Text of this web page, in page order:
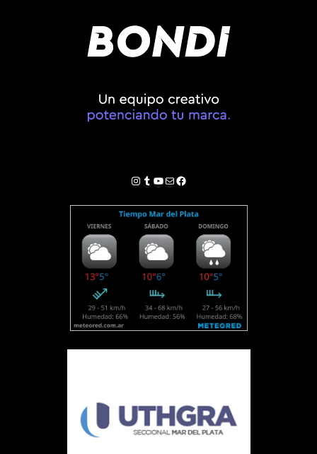
Instagram
Tumblr
YouTube
Correo electrónico
Facebook